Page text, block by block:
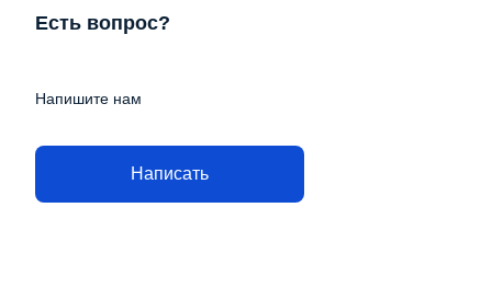
Есть вопрос?
Напишите нам
Написать